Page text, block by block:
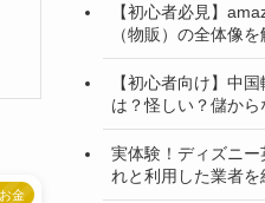
お金
【初心者必見】
（物販）の全体像を
【初心者向け】中
は？怪しい？儲か
実体験！ディズニ
れと利用した業者を